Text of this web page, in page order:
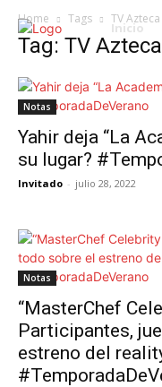
Inicio
Home Tags TV Azteca
Tag: TV Azteca
Notas
Yahir deja “La
su lugar?
Invitado - julio 28, 2022
Notas
“MasterChef
Participantes,
estreno del